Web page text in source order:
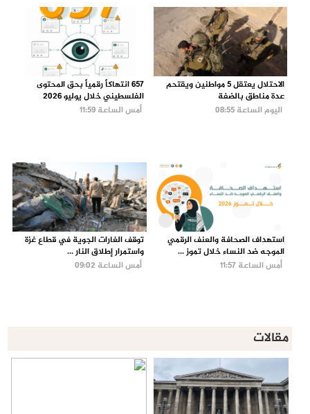
الاحتلال يعتقل 5 مواطنين ويقتحم
عدة مناطق بالضفة
اليوم الساعة 08:55
657 انتهاكاً رقمياً بحق المحتوى
الفلسطيني خلال يوليو 2026
أمس الساعة 11:59
استهداف الصحافة والعنف الرقمي
الموجه ضد النساء خلال تموز ...
أمس الساعة 11:57
توقف الغارات الجوية في قطاع غزة
واستمرار إطلاق النار ...
أمس الساعة 09:02
مقالات